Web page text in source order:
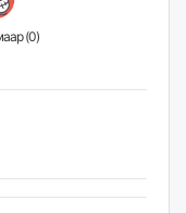
Үзэн ядмаар (0)